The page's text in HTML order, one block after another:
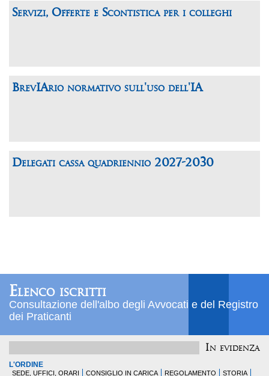
Servizi, Offerte e Scontistica per i colleghi
BrevIArio normativo sull'uso dell'IA
Delegati cassa quadriennio 2027-2030
Elenco iscritti
Consultazione dell'albo degli Avvocati e del Registro
dei Praticanti
In evidenza
L'ORDINE
SEDE, UFFICI, ORARI CONSIGLIO IN CARICA REGOLAMENTO STORIA